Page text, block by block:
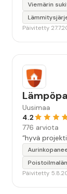
Viemärin
Päivitetty
Uusimaa
4.2
776 arviota
“hyvä
Päivitetty